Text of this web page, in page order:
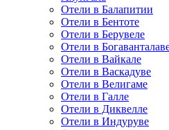
Отели в Балапитии
Отели в Бентоте
Отели в Берувеле
Отели в
Отели в Вайкале
Отели в Васкадуве
Отели в Велигаме
Отели в Галле
Отели в Диквелле
Отели в Индуруве